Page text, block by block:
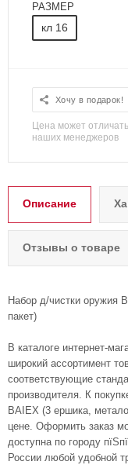
РАЗМЕР
кл 16
Хочу в подарок!
Цена может
наших менеджеров
Описание
Отзывы о товаре
Набор д/чистки оружия
пакет)
В каталоге интернет-
широкий ассортимент
соответствующие
производителя. К
BAIEX (3 ершика,
цене. Оформить заказ
доступна по городу
России любой удобной